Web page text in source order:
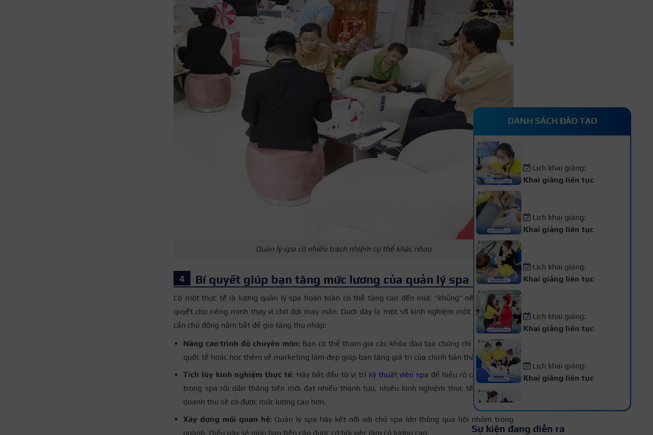
Quản lý spa có nhiều trách nhiệm cụ thể khác nhau
Bí quyết giúp bạn tăng mức lương của quản lý spa
Có một thực tế là lương quản lý spa hoàn toàn có thể tăng cao đến mức “khủng” nếu bạn có bí
quyết cho riêng mình thay vì chờ đợi may mắn. Dưới đây là một số kinh nghiệm một quản lý spa
cần chủ động nắm bắt để gia tăng thu nhập:
Nâng cao trình độ chuyên môn: Bạn có thể tham gia các khóa đào tạo chứng chỉ quản lý spa
quốc tế hoặc học thêm về marketing làm đẹp giúp bạn tăng giá trị của chính bản thân mình.
Tích lũy kinh nghiệm thực tế: Hãy bắt đầu từ vị trí kỹ thuật viên spa để hiểu rõ các quy trình
trong spa rồi dần thăng tiến mới đạt nhiều thành tựu, nhiều kinh nghiệm thực tế trong tăng
doanh thu sẽ có được mức lương cao hơn.
Xây dựng mối quan hệ: Quản lý spa hãy kết nối với chủ spa lớn thông qua hội nhóm trong
ngành. Điều này sẽ giúp bạn tiếp cận được cơ hội việc làm có lương cao.
DANH SÁCH ĐÀO TẠO
Lịch khai giảng:
Khai giảng liên tục
Lịch khai giảng:
Khai giảng liên tục
Lịch khai giảng:
Khai giảng liên tục
Lịch khai giảng:
Khai giảng liên tục
Lịch khai giảng:
Khai giảng liên tục
Khai giảng liên tục
Sự kiện đang diễn ra